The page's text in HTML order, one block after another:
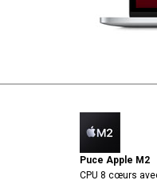
Puce Apple M2
CPU 8 cœurs